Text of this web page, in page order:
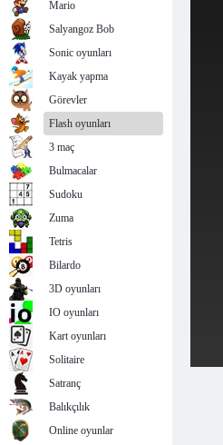
Mario
Salyangoz Bob
Sonic oyunları
Kayak yapma
Görevler
Flash oyunları
3 maç
Bulmacalar
Sudoku
Zuma
Tetris
Bilardo
3D oyunları
IO oyunları
Kart oyunları
Solitaire
Satranç
Balıkçılık
Online oyunlar